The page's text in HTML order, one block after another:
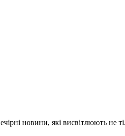
новини, які висвітлюють не